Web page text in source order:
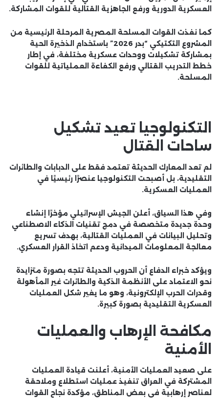
العسكرية الدورية ورفع الجاهزية القتالية للقوات المشاركة.
كما نفذت القوات المسلحة المصرية المرحلة الرئيسية من
المشروع التكتيكي “بدر 2026” باستخدام الذخيرة الحية
بمشاركة تشكيلات ووحدات عسكرية مختلفة، في إطار
خطط التدريب القتالي ورفع الكفاءة العملياتية للقوات
المسلحة.
التكنولوجيا تعيد تشكيل
ساحات القتال
لم تعد المعارك الحديثة تعتمد فقط على الدبابات والطائرات
التقليدية، بل أصبحت التكنولوجيا عنصرًا رئيسيًا في
العمليات العسكرية.
وفي هذا السياق، أعلن الجيش الإسرائيلي مؤخرًا إنشاء
وحدة جديدة متخصصة في دمج تقنيات الذكاء الاصطناعي
وتحليل البيانات في العمليات القتالية، بهدف تسريع
معالجة المعلومات الميدانية ودعم اتخاذ القرار العسكري.
ويؤكد خبراء الدفاع أن الحروب الحديثة تتجه بصورة متزايدة
نحو الاعتماد على الأنظمة الذكية والطائرات غير المأهولة
وقدرات الحرب الإلكترونية، وهو ما يغير شكل العمليات
العسكرية التقليدية بصورة كبيرة.
مكافحة الإرهاب والعمليات
الأمنية
على صعيد العمليات الأمنية، أعلنت قيادة العمليات
المشتركة في العراق تنفيذ عمليات استطلاع وملاحقة
لعناصر إرهابية في بعض المناطق، مؤكدة نجاح القوات